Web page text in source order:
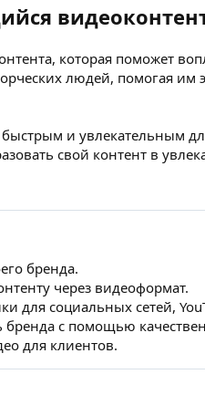
которая поможет
людей, помогая им
и увлекательным
свой контент в
бренда.
через видеоформат.
для социальных сетей,
бренда с помощью
для клиентов.